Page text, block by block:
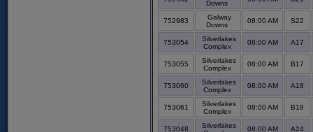
Downs
752983
Galway
Downs
08:00 AM S22
753054
Silverlakes
Complex
08:00 AM A17
753055
Silverlakes
Complex
08:00 AM B17
753060
Silverlakes
Complex
08:00 AM A18
753061
Silverlakes
Complex
08:00 AM B18
753048
Silverlakes
08:00 AM A24